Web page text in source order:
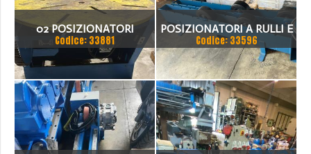
02 POSIZIONATORI
AUTOMA A TAVOLA SP 850
E - CE
Codice: 33881
POSIZIONATORI A RULLI E
MOTORIZZATI
Codice: 33596